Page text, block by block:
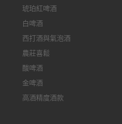
琥珀紅啤酒
白啤酒
西打酒與氣泡酒
農莊喜鬆
酸啤酒
金啤酒
高酒精度酒款